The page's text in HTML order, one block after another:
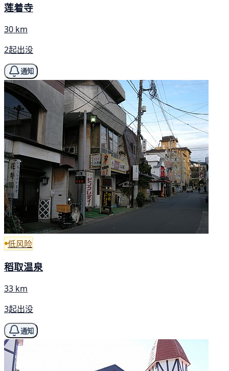
莲着寺
30 km
2起出没
通知
低风险
稻取温泉
33 km
3起出没
通知